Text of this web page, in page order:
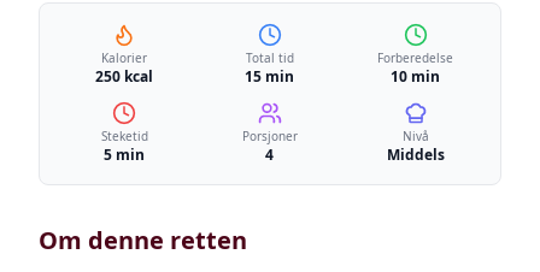
Kalorier
250 kcal
Total tid
15 min
Forberedelse
10 min
Steketid
5 min
Porsjoner
4
Nivå
Middels
Om denne retten